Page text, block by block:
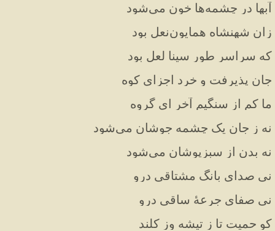
آبها در چشمه‌ها خون می‌شود
زان شهنشاه همایون‌نعل بود
که سراسر طور سینا لعل بود
جان پذیرفت و خرد اجزای کوه
ما کم از سنگیم آخر ای گروه
نه ز جان یک چشمه جوشان می‌شود
نه بدن از سبزپوشان می‌شود
نی صدای بانگ مشتاقی درو
نی صفای جرعهٔ ساقی درو
کو حمیت تا ز تیشه وز کلند